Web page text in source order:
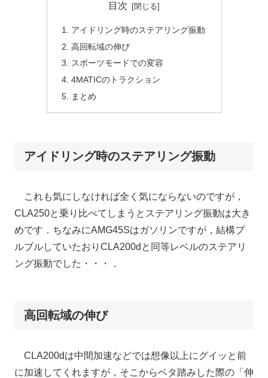
目次
アイドリング時のステアリング振動
高回転域の伸び
スポーツモードでの変容
4MATICのトラクション
まとめ
アイドリング時のステアリング振動
これも気にしなければ全く気にならないのですが，
CLA250と乗り比べてしまうとステアリング振動は大き
めです．ちなみにAMG45Sはガソリンですが，結構ブ
ルブルしていたおりCLA200dと同等レベルのステアリ
ング振動でした・・・．
高回転域の伸び
CLA200dは中間加速などでは想像以上にグイッと前
に加速してくれますが，そこからベタ踏みした際の「伸